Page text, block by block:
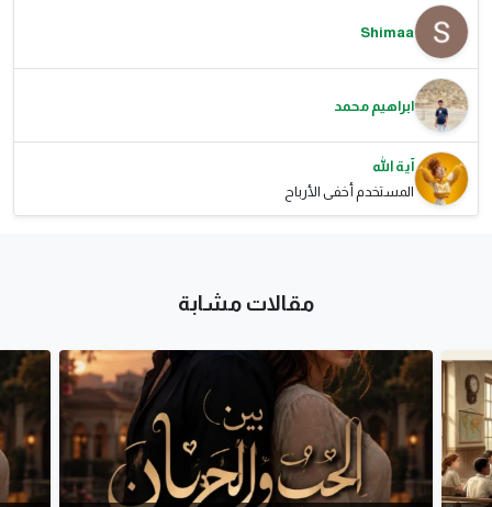
Shimaa
ابراهيم محمد
آية الله
المستخدم أخفى الأرباح
مقالات مشابة